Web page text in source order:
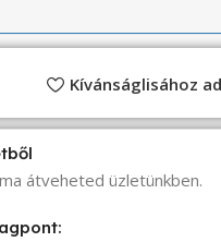
Kívánságlisához
átveheted üzletünkben.